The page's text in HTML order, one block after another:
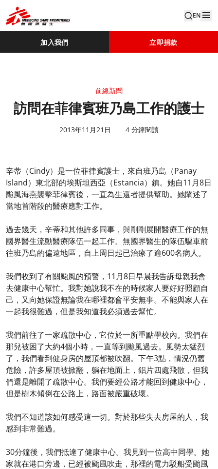
EN
加入我們 立即捐款
前線新聞
訪問在菲律賓班乃島工作的護士
2013年11月21日 4 分鐘閱讀
辛蒂（Cindy）是一位菲律賓護士，來自班乃島（Panay
Island）東北部的埃斯坦西亞（Estancia）鎮。她自11月8日
颱風海燕襲擊菲律賓後，一直為生還者提供幫助。她闡述了
當地首階段的醫療應對工作。
過去幾天，辛蒂和其他許多同事，與剛剛展開醫療工作的無
國界醫生流動醫療隊伍一起工作。無國界醫生的隊伍驅車前
往班乃島的偏遠地區，自上周日起已治療了逾600名病人。
我們收到了有關颱風的預警，11月8日早晨我告訴母親我會
去健康中心幫忙。我對她說我不在的時候家人要好好照顧自
己，又向她保證無論我在哪裡都會平安無事。不能與家人在
一起我很難過，但是我知道我必須過去幫忙。
我們前往了一家疏散中心，它位於一所重點學校內。我們在
那兒被困了大約4個小時，一直等到颱風過去。風勢太猛烈
了，我們看到健身房的屋頂都被吹翻。下午3點，情況仍舊
危險，許多屋頂被掀翻，躺在地面上，鋁片四處飛散，但我
們還是離開了疏散中心。我們要經公路才能回到健康中心，
但是樹木傾倒在公路上，路面被嚴重破壞。
我們不知道該如何感受這一切。對於那些失去房屋的人，我
感到非常難過。
30分鐘後，我們抵達了健康中心。我見到一位高中同學。她
家就在港口旁邊，已經被颱風吹走，那裡的電力駁船受颱風